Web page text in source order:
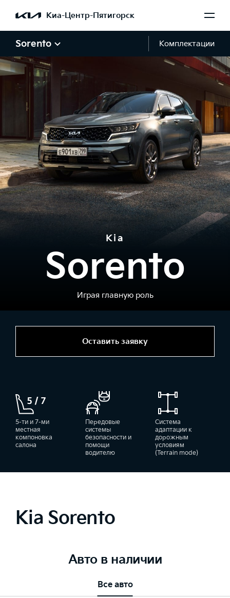
Киа-Центр-Пятигорск
Sorento Комплектации
Оставить заявку
Kia
Sorento
Играя главную роль
5-ти и 7-ми
местная
компоновка
салона
Передовые
системы
безопасности и
помощи
водителю
Система
адаптации к
дорожным
условиям
(Terrain mode)
Kia Sorento
Авто в наличии
Все авто